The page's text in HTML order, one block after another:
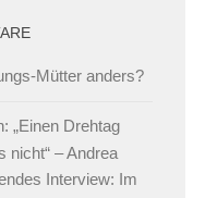
Mütter anders?
„Einen Drehtag
nicht“ – Andrea
Interview: Im